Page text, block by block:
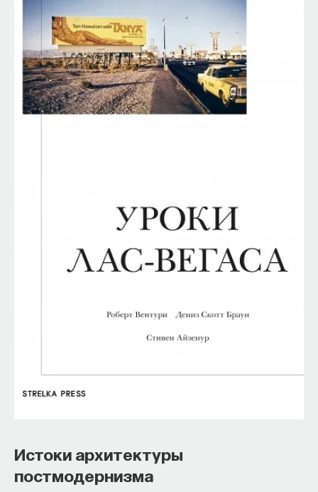
Истоки архитектуры
постмодернизма